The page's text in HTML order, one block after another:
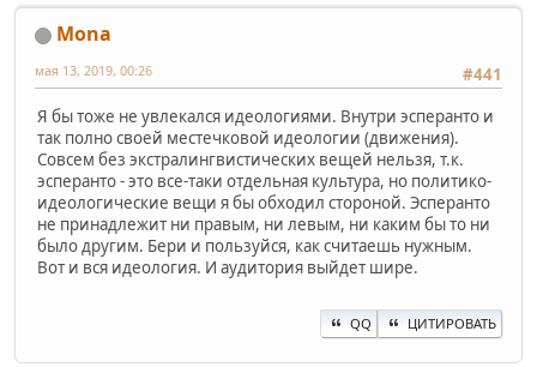
Mona
#441
мая 13, 2019, 00:26
Я бы тоже не увлекался идеологиями. Внутри эсперанто и
так полно своей местечковой идеологии (движения).
Совсем без экстралингвистических вещей нельзя, т.к.
эсперанто - это все-таки отдельная культура, но политико-
идеологические вещи я бы обходил стороной. Эсперанто
не принадлежит ни правым, ни левым, ни каким бы то ни
было другим. Бери и пользуйся, как считаешь нужным.
Вот и вся идеология. И аудитория выйдет шире.
QQ ЦИТИРОВАТЬ